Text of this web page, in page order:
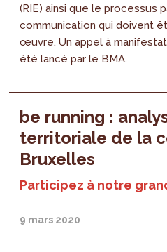
(RIE) ainsi que le processus
communication qui doivent
œuvre. Un appel à
été lancé par le BMA.
be running :
territoriale de la
Bruxelles
Participez à notre
9 mars 2020